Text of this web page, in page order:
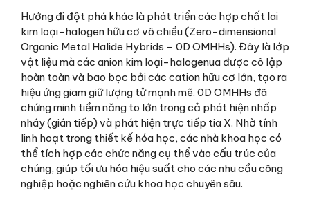
Hướng đi đột phá khác là phát triển các hợp chất lai
kim loại-halogen hữu cơ vô chiều (Zero-dimensional
Organic Metal Halide Hybrids – 0D OMHHs). Đây là lớp
vật liệu mà các anion kim loại-halogenua được cô lập
hoàn toàn và bao bọc bởi các cation hữu cơ lớn, tạo ra
hiệu ứng giam giữ lượng tử mạnh mẽ. 0D OMHHs đã
chứng minh tiềm năng to lớn trong cả phát hiện nhấp
nháy (gián tiếp) và phát hiện trực tiếp tia X. Nhờ tính
linh hoạt trong thiết kế hóa học, các nhà khoa học có
thể tích hợp các chức năng cụ thể vào cấu trúc của
chúng, giúp tối ưu hóa hiệu suất cho các nhu cầu công
nghiệp hoặc nghiên cứu khoa học chuyên sâu.